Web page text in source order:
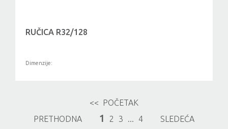
RUČICA R32/128
Dimenzije:
<< POČETAK
PRETHODNA
1 2 3 ... 4
SLEDEĆA